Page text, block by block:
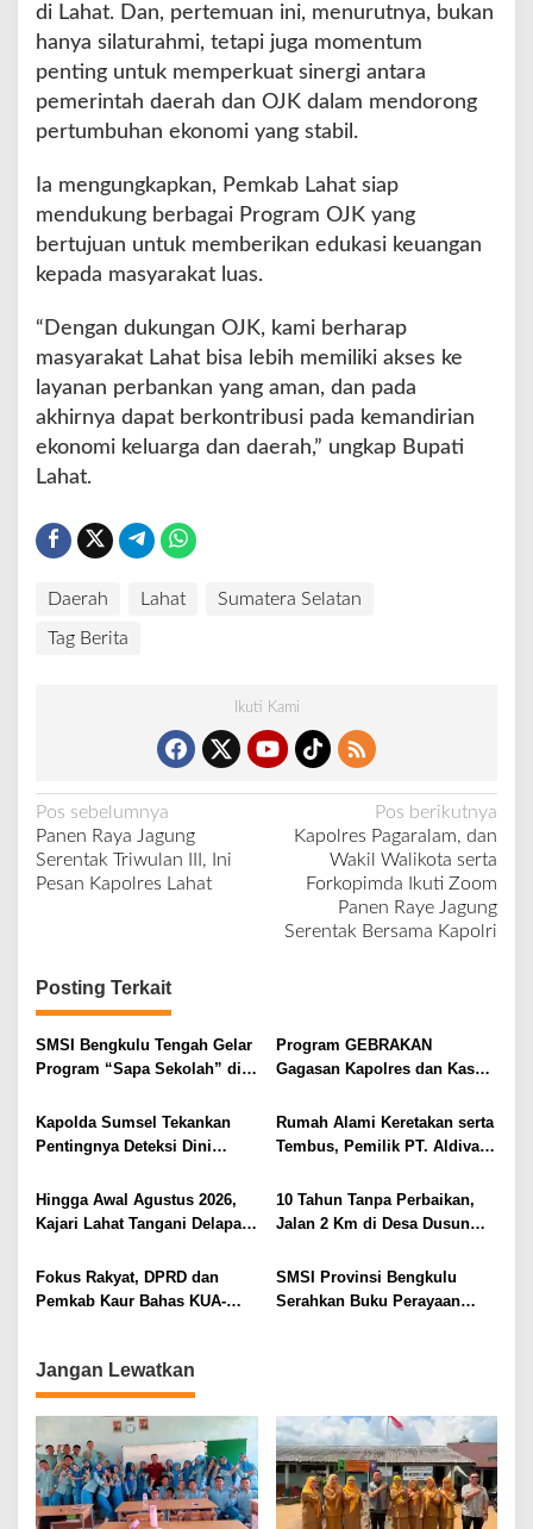
di Lahat. Dan, pertemuan ini, menurutnya, bukan
hanya silaturahmi, tetapi juga momentum
penting untuk memperkuat sinergi antara
pemerintah daerah dan OJK dalam mendorong
pertumbuhan ekonomi yang stabil.
Ia mengungkapkan, Pemkab Lahat siap
mendukung berbagai Program OJK yang
bertujuan untuk memberikan edukasi keuangan
kepada masyarakat luas.
“Dengan dukungan OJK, kami berharap
masyarakat Lahat bisa lebih memiliki akses ke
layanan perbankan yang aman, dan pada
akhirnya dapat berkontribusi pada kemandirian
ekonomi keluarga dan daerah,” ungkap Bupati
Lahat.
Daerah Lahat Sumatera Selatan
Tag Berita
Ikuti Kami
N
a
v
a
s
i
p
o
s
Pos sebelumnya
Panen Raya Jagung
Serentak Triwulan III, Ini
Pesan Kapolres Lahat
Pos berikutnya
Kapolres Pagaralam, dan
Wakil Walikota serta
Forkopimda Ikuti Zoom
Panen Raye Jagung
Serentak Bersama Kapolri
Posting Terkait
SMSI Bengkulu Tengah Gelar
Program “Sapa Sekolah” di
Program GEBRAKAN
Gagasan Kapolres dan Kasat
Menyasar ke Siswa SDN dan
SMPN di Jarai
Kapolda Sumsel Tekankan
Pentingnya Deteksi Dini
Pelayanan Kepolisian
Rumah Alami Keretakan serta
Tembus, Pemilik PT. Aldiva
Hingga Awal Agustus 2026,
Kajari Lahat Tangani Delapan
10 Tahun Tanpa Perbaikan,
Jalan 2 Km di Desa Dusun
Berlumpur dan Berlubang
Fokus Rakyat, DPRD dan
Pemkab Kaur Bahas KUA-
SMSI Provinsi Bengkulu
Serahkan Buku Perayaan
Jangan Lewatkan